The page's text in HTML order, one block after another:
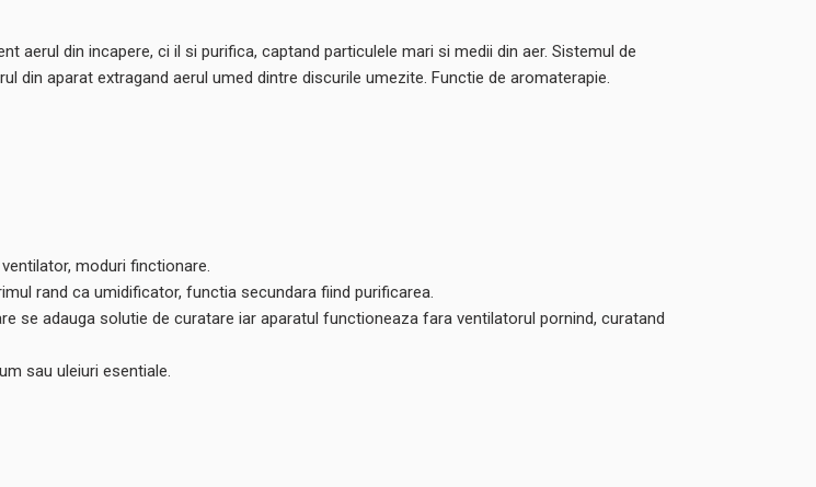
aerul din incapere, ci il si purifica, captand particulele mari si medii din aer. Sistemul de
din aparat extragand aerul umed dintre discurile umezite. Functie de aromaterapie.
moduri finctionare.
rand ca umidificator, functia secundara fiind purificarea.
se adauga solutie de curatare iar aparatul functioneaza fara ventilatorul pornind, curatand
sau uleiuri esentiale.